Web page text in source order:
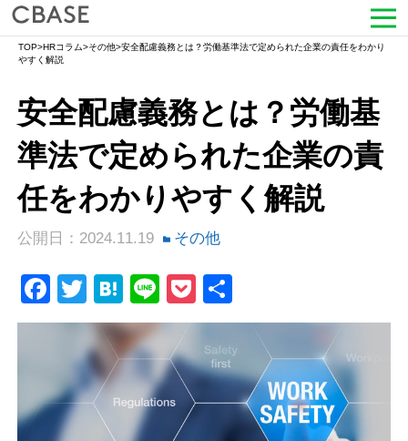
サービス
活用シーン
導入事例
セミナー情報
HRコラム
お知らせ
よくある質問
TOP>HRコラム>その他>安全配慮義務とは？労働基準法で定められた企業の責任をわかり
やすく解説
安全配慮義務とは？労働基
準法で定められた企業の責
任をわかりやすく解説
公開日：2024.11.19 その他
Facebook
Twitter
Hatena
LinePocket
有